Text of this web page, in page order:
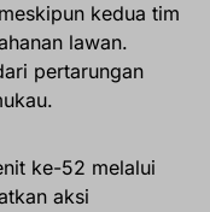
kedua tim
lawan.
pertarungan
ke-52 melalui
aksi